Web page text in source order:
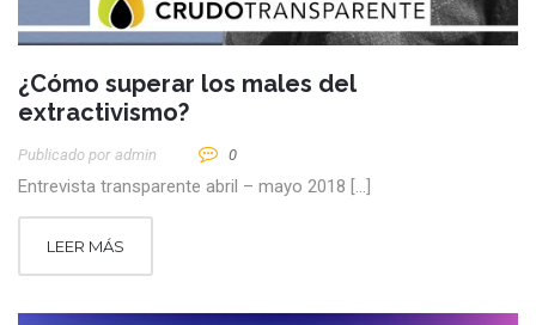
¿Cómo superar los males del
extractivismo?
Publicado por Admin 0
Entrevista transparente abril – mayo 2018 […]
LEER MÁS